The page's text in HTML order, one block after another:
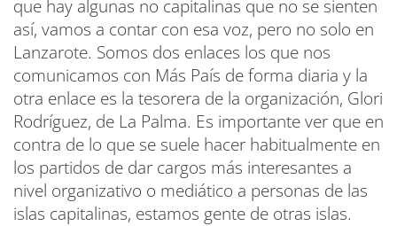
que hay algunas no capitalinas que no se sienten
así, vamos a contar con esa voz, pero no solo en
Lanzarote. Somos dos enlaces los que nos
comunicamos con Más País de forma diaria y la
otra enlace es la tesorera de la organización, Glori
Rodríguez, de La Palma. Es importante ver que en
contra de lo que se suele hacer habitualmente en
los partidos de dar cargos más interesantes a
nivel organizativo o mediático a personas de las
islas capitalinas, estamos gente de otras islas.